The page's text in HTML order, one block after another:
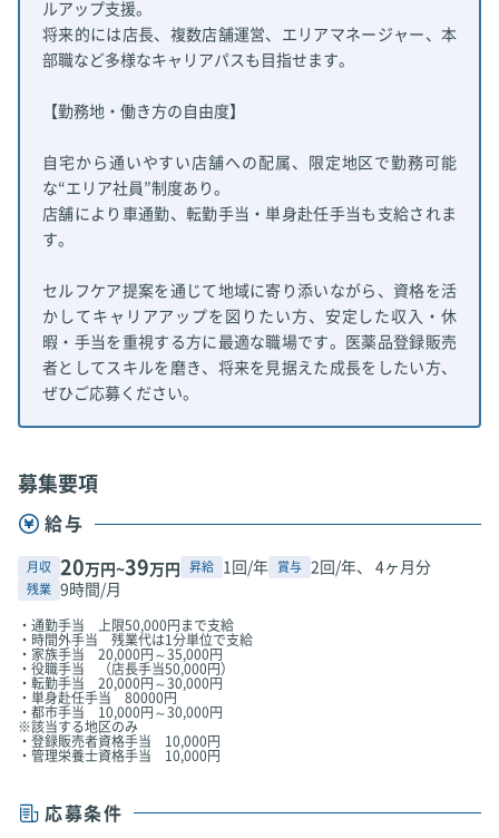
ルアップ支援。
将来的には店長、複数店舗運営、エリアマネージャー、本
部職など多様なキャリアパスも目指せます。
【勤務地・働き方の自由度】
自宅から通いやすい店舗への配属、限定地区で勤務可能
な“エリア社員”制度あり。
店舗により車通勤、転勤手当・単身赴任手当も支給されま
す。
セルフケア提案を通じて地域に寄り添いながら、資格を活
かしてキャリアアップを図りたい方、安定した収入・休
暇・手当を重視する方に最適な職場です。医薬品登録販売
者としてスキルを磨き、将来を見据えた成長をしたい方、
ぜひご応募ください。
募集要項
給与
月収 20万円~39万円 昇給 1回/年 賞与 2回/年、 4ヶ月分
残業 9時間/月
・通勤手当 上限50,000円まで支給
・時間外手当 残業代は1分単位で支給
・家族手当 20,000円～35,000円
・役職手当 （店長手当50,000円）
・転勤手当 20,000円～30,000円
・単身赴任手当 80000円
・都市手当 10,000円～30,000円
※該当する地区のみ
・登録販売者資格手当 10,000円
・管理栄養士資格手当 10,000円
応募条件